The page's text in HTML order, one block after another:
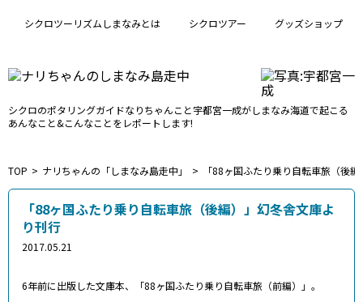
シクロツーリズムしまなみとは シクロツアー グッズショップ
シクロのポタリングガイドなりちゃんこと宇都宮一成がしまなみ海道で起こる
あんなこと&こんなことをレポートします!
TOP ナリちゃんの「しまなみ島走中」 「88ヶ国ふたり乗り自転車旅（後
「88ヶ国ふたり乗り自転車旅（後編）」幻冬舎文庫よ
り刊行
2017.05.21
6年前に出版した文庫本、「88ヶ国ふたり乗り自転車旅（前編）」。